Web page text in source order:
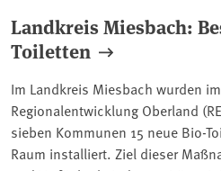
Landkreis Miesbach:
Toiletten
Im Landkreis Miesbach wurden
Regionalentwicklung Oberland
sieben Kommunen 15 neue Bio-
Raum installiert. Ziel dieser